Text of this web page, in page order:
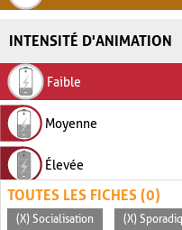
INTENSITÉ D'ANIMATION
Faible
Moyenne
Élevée
TOUTES LES FICHES (0)
(X) Socialisation (X)